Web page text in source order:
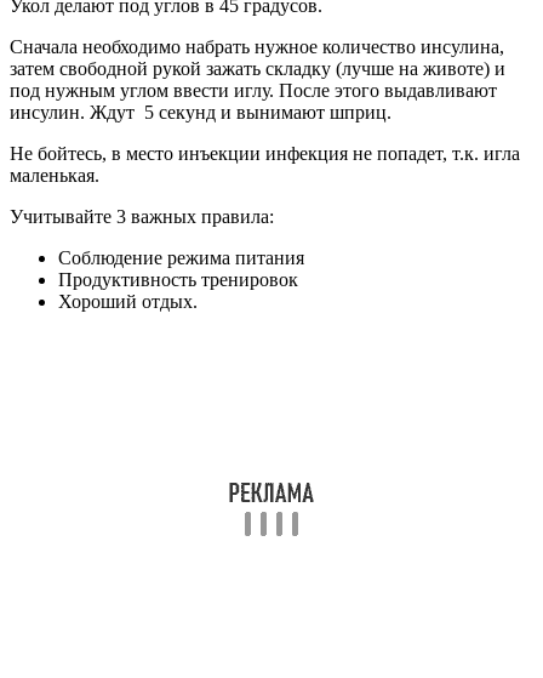
Внимание! Не превышайте дозировку!
Вводить препарат рекомендуется через день. Подкожно
вводите 2 ЕД инсулина перед едой, в зависимости от вида
действия, и смотрите на реакцию. В дальнейшем, если
анаболический эффект на протяжении долгого периода
ЕД.
эффекта:
не вводите препарат на ночь;
не превышайте дозировку;
не вводите препарат перед нагрузкой;
смертельная доза